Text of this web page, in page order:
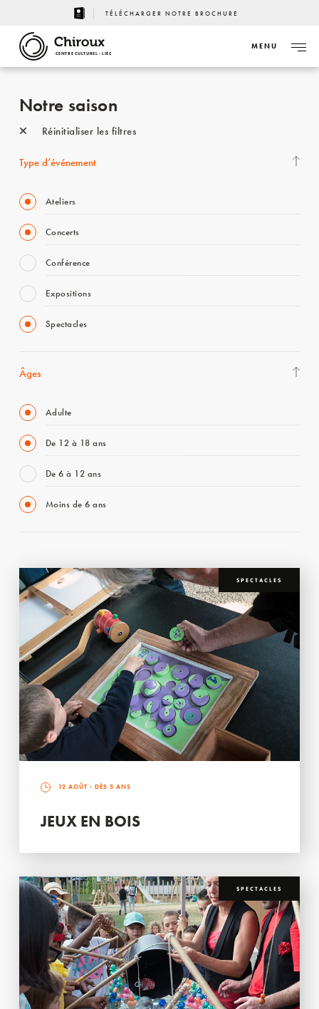
TÉLÉCHARGER NOTRE BROCHURE
CENTRE CULTUREL - LIÈGE
MENU
Notre saison
Réinitialiser les filtres
Type d’événement
Ateliers
Concerts
Conférence
Expositions
Spectacles
Âges
Adulte
De 12 à 18 ans
De 6 à 12 ans
Moins de 6 ans
SPECTACLES
12 AOÛT - DÈS 5 ANS
JEUX EN BOIS
SPECTACLES